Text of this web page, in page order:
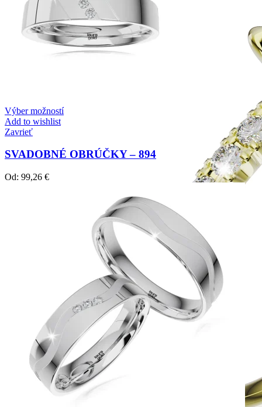
Výber možností
Add to wishlist
Zavrieť
SVADOBNÉ OBRÚČKY – 894
Od: 99,26 €